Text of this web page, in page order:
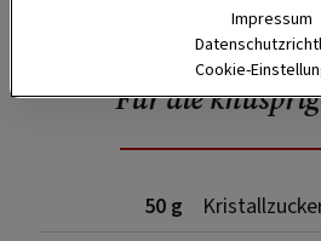
Für die
50 g
Impressum
Cookie-